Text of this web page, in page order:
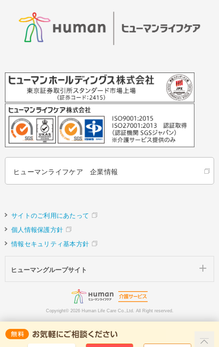
ヒューマンライフケア 企業情報
サイトのご利用にあたって
個人情報保護方針
情報セキュリティ基本方針
ヒューマングループサイト
Copyright© 2026 Human Life Care Co.,Ltd. All Right reserved.